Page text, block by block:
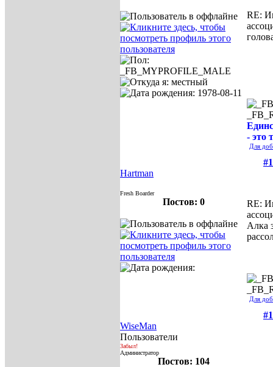
RE:
- это
Для
Hartman
Fresh Boarder
Постов: 0
RE:
Алка
Для
WiseMan
Пользователи
Забыл!
Администратор
Постов: 104